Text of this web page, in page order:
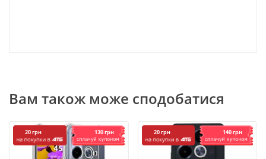
Вам також може сподобатися
20 грн 130 грн 20 грн 140 грн